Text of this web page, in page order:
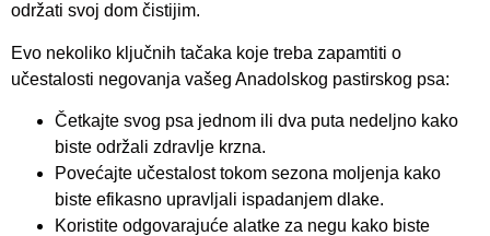
održati svoj dom čistijim.
Evo nekoliko ključnih tačaka koje treba zapamtiti o
učestalosti negovanja vašeg Anadolskog pastirskog psa:
Četkajte svog psa jednom ili dva puta nedeljno kako
biste održali zdravlje krzna.
Povećajte učestalost tokom sezona moljenja kako
biste efikasno upravljali ispadanjem dlake.
Koristite odgovarajuće alatke za negu kako biste